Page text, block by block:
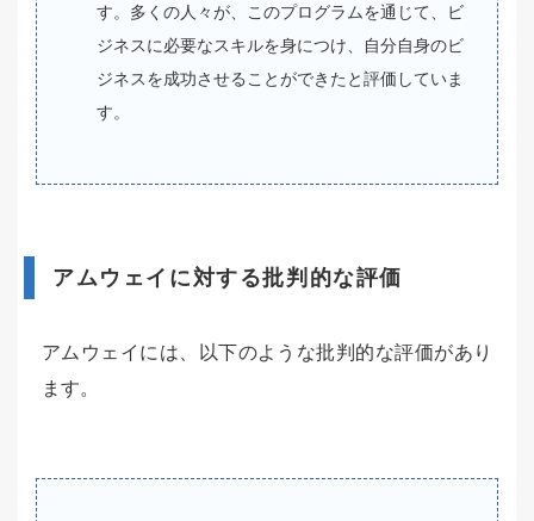
す。多くの人々が、このプログラムを通じて、ビ
ジネスに必要なスキルを身につけ、自分自身のビ
ジネスを成功させることができたと評価していま
す。
アムウェイに対する批判的な評価
アムウェイには、以下のような批判的な評価があり
ます。